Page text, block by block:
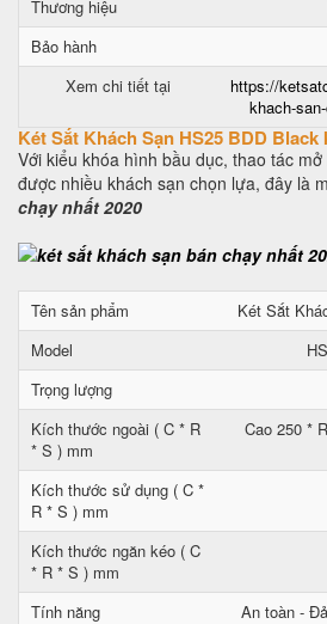
Thương hiệu
Bảo hành
Xem chi tiết tại
https://
khach-
Két Sắt Khách Sạn HS25 BDD
Với kiểu khóa hình bầu dục, thao tác
được nhiều khách sạn chọn lựa, đây là
chạy nhất 2020
Tên sản phẩm
Két Sắt
Model
Trọng lượng
Kích thước ngoài ( C * R
* S ) mm
Cao 250 *
Kích thước sử dụng ( C *
R * S ) mm
Kích thước ngăn kéo ( C
* R * S ) mm
Tính năng
An toàn -